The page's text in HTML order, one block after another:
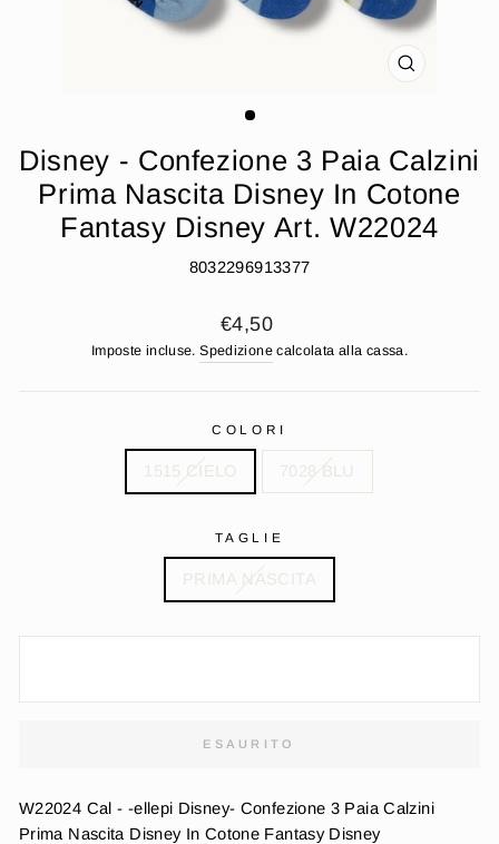
CHIUDI
Disney - Confezione 3 Paia Calzini
Prima Nascita Disney In Cotone
Fantasy Disney Art. W22024
8032296913377
Prezzo
di
€4,50
Imposte incluse.Spedizionecalcolata alla cassa.
COLORI
1515 CIELO 7028 BLU
TAGLIE
PRIMA NASCITA
ESAURITO
W22024 Cal - -ellepi Disney- Confezione 3 Paia Calzini
Prima Nascita Disney In Cotone Fantasy Disney